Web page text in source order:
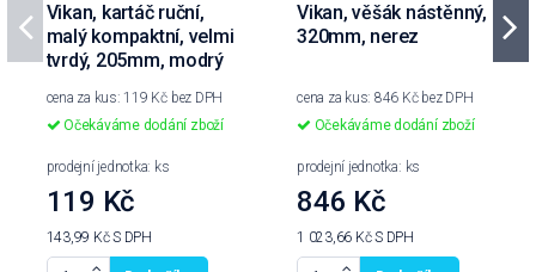
Vikan, kartáč ruční,
malý kompaktní, velmi
tvrdý, 205mm, modrý
cena za kus: 119 Kč bez DPH
Očekáváme dodání zboží
prodejní jednotka: ks
119 Kč
143,99 KčS DPH
Vikan, věšák nástěnný,
320mm, nerez
cena za kus: 846 Kč bez DPH
Očekáváme dodání zboží
prodejní jednotka: ks
846 Kč
1 023,66 KčS DPH